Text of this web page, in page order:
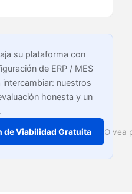
su plataforma con
de ERP / MES
nuestros
honesta y un
de Viabilidad Gratuita O vea